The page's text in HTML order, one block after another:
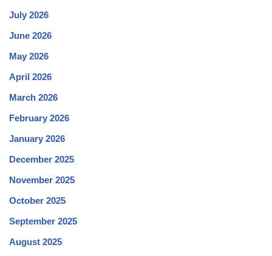
July 2026
June 2026
May 2026
April 2026
March 2026
February 2026
January 2026
December 2025
November 2025
October 2025
September 2025
August 2025